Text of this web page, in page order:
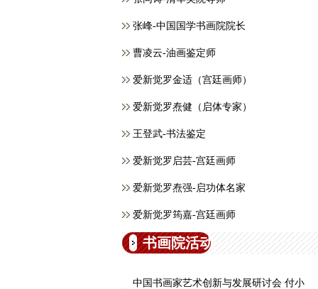
张峰-中国国学书画院院长
曹凌云-油画鉴定师
爱新觉罗金适（宫廷画师）
爱新觉罗焘健（启体专家）
王登武-书法鉴定
爱新觉罗启芸-宫廷画师
爱新觉罗焘强-启功体名家
爱新觉罗筠嘉-宫廷画师
书画院活动
中国书画家艺术创新与发展研讨会 付小